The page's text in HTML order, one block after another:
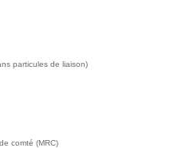
particules de liaison)
comté (MRC)